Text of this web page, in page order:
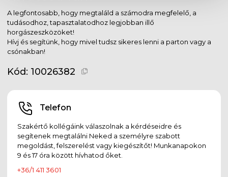
A legfontosabb, hogy megtaláld a számodra megfelelő, a
tudásodhoz, tapasztalatodhoz legjobban illő
horgászeszközöket!
Hívj és segítünk, hogy mivel tudsz sikeres lenni a parton vagy a
csónakban!
Kód: 10026382
Telefon
Szakértő kollégáink válaszolnak a kérdéseidre és
segítenek megtalálni Neked a személyre szabott
megoldást, felszerelést vagy kiegészítőt! Munkanapokon
9 és 17 óra között hívhatod őket.
+36/1 411 3601